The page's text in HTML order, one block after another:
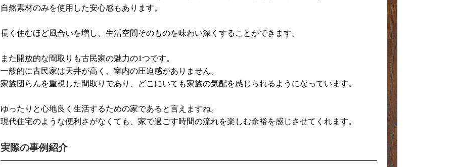
自然素材のみを使用した安心感もあります。
長く住むほど風合いを増し、生活空間そのものを味わい深くすることができます。
また開放的な間取りも古民家の魅力の1つです。
一般的に古民家は天井が高く、室内の圧迫感がありません。
家族団らんを重視した間取りであり、どこにいても家族の気配を感じられるようになっています。
ゆったりと心地良く生活するための家であると言えますね。
現代住宅のような便利さがなくても、家で過ごす時間の流れを楽しむ余裕を感じさせてくれます。
実際の事例紹介